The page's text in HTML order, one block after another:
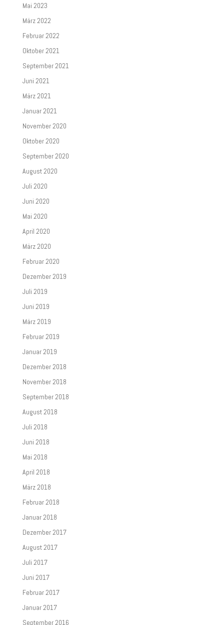
Mai 2023
März 2022
Februar 2022
Oktober 2021
September 2021
Juni 2021
März 2021
Januar 2021
November 2020
Oktober 2020
September 2020
August 2020
Juli 2020
Juni 2020
Mai 2020
April 2020
März 2020
Februar 2020
Dezember 2019
Juli 2019
Juni 2019
März 2019
Februar 2019
Januar 2019
Dezember 2018
November 2018
September 2018
August 2018
Juli 2018
Juni 2018
Mai 2018
April 2018
März 2018
Februar 2018
Januar 2018
Dezember 2017
August 2017
Juli 2017
Juni 2017
Februar 2017
Januar 2017
September 2016